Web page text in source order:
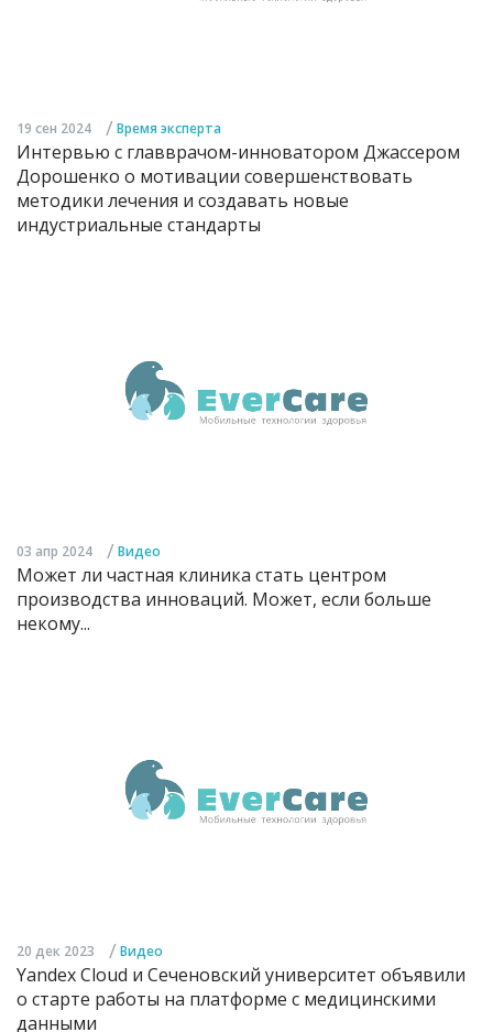
19 сен 2024 / Время эксперта
Интервью с главврачом-инноватором Джассером
Дорошенко о мотивации совершенствовать
методики лечения и создавать новые
индустриальные стандарты
03 апр 2024 / Видео
Может ли частная клиника стать центром
производства инноваций. Может, если больше
некому...
20 дек 2023 / Видео
Yandex Cloud и Сеченовский университет объявили
о старте работы на платформе с медицинскими
данными